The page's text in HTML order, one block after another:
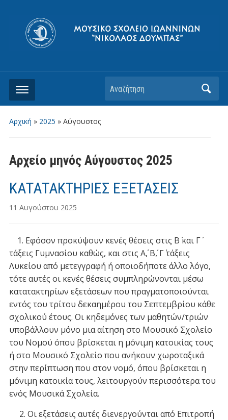
Αρχική » 2025 » Αύγουστος
Αρχείο μηνός Αύγουστος 2025
ΚΑΤΑΤΑΚΤΗΡΙΕΣ ΕΞΕΤΑΣΕΙΣ
11 Αυγούστου 2025
1. Εφόσον προκύψουν κενές θέσεις στις Β΄ και Γ΄
τάξεις Γυμνασίου καθώς, και στις Α΄, Β΄, Γ΄ τάξεις
Λυκείου από μετεγγραφή ή οποιοδήποτε άλλο λόγο,
τότε αυτές οι κενές θέσεις συμπληρώνονται μέσω
κατατακτηρίων εξετάσεων που πραγματοποιούνται
εντός του τρίτου δεκαημέρου του Σεπτεμβρίου κάθε
σχολικού έτους. Οι κηδεμόνες των μαθητών/τριών
υποβάλλουν μόνο μια αίτηση στο Μουσικό Σχολείο
του Νομού όπου βρίσκεται η μόνιμη κατοικίας τους
ή στο Μουσικό Σχολείο που ανήκουν χωροταξικά
στην περίπτωση που στον νομό, όπου βρίσκεται η
μόνιμη κατοικία τους, λειτουργούν περισσότερα του
ενός Μουσικά Σχολεία.
2. Οι εξετάσεις αυτές διενεργούνται από Επιτροπή